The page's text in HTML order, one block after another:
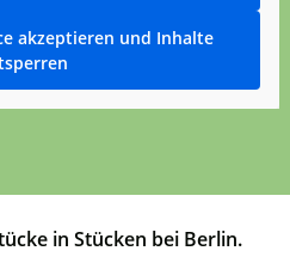
akzeptieren und Inhalte
in Stücken bei Berlin.